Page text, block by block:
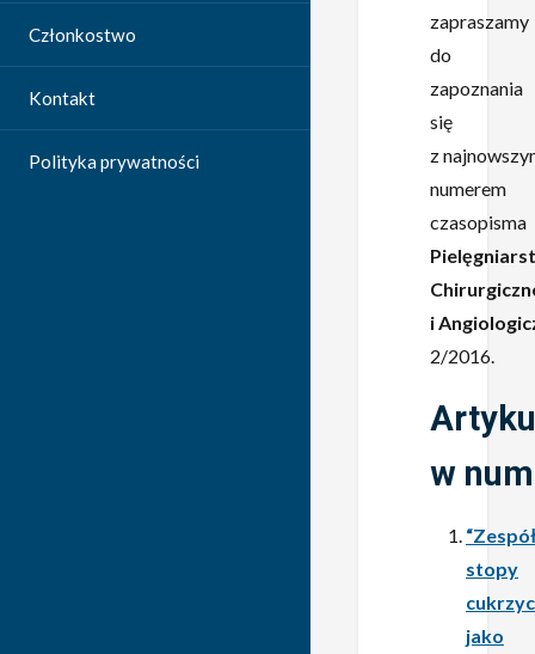
Członkostwo
Kontakt
Polityka prywatności
zapraszamy
do
zapoznania
się
z
numerem
czasopisma
i
2/2016.
w
“Zespół
stopy
jako